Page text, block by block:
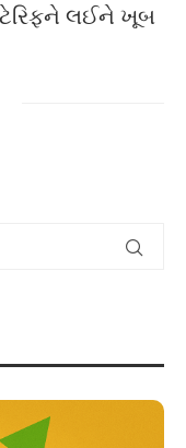
ટેરિફને લઈને ખૂબ